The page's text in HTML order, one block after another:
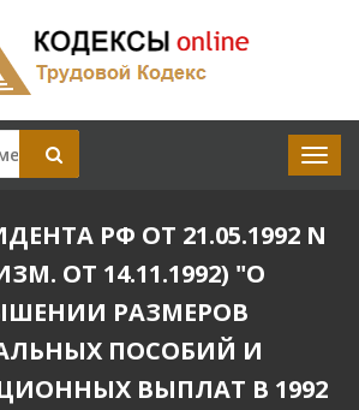
РФ ОТ 21.05.1992 N
ОТ 14.11.1992) "О
РАЗМЕРОВ
ПОСОБИЙ И
ВЫПЛАТ В 1992